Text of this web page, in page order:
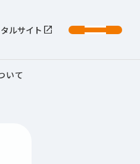
ルサイト
いて